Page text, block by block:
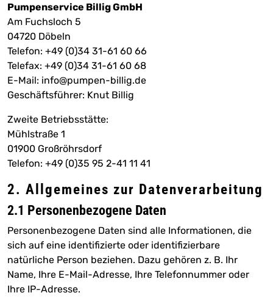
Pumpenservice Billig GmbH
Am Fuchsloch 5
04720 Döbeln
Telefon: +49 (0)34 31-61 60 66
Telefax: +49 (0)34 31-61 60 68
E-Mail: info@pumpen-billig.de
Geschäftsführer: Knut Billig
Zweite Betriebsstätte:
Mühlstraße 1
01900 Großröhrsdorf
Telefon: +49 (0)35 95 2-41 11 41
2. Allgemeines zur Datenverarbeitung
2.1 Personenbezogene Daten
Personenbezogene Daten sind alle Informationen, die
sich auf eine identifizierte oder identifizierbare
natürliche Person beziehen. Dazu gehören z. B. Ihr
Name, Ihre E-Mail-Adresse, Ihre Telefonnummer oder
Ihre IP-Adresse.